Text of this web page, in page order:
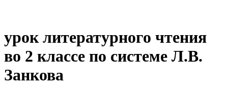
урок литературного чтения
во 2 классе по системе Л.В.
Занкова